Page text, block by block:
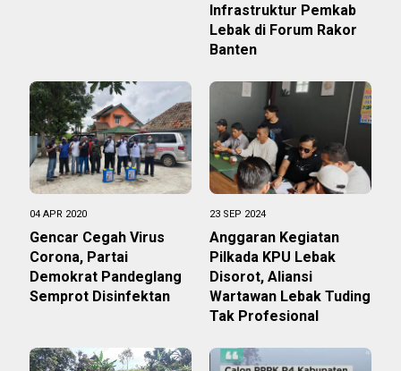
Infrastruktur Pemkab
Lebak di Forum Rakor
Banten
04 APR 2020
Gencar Cegah Virus
Corona, Partai
Demokrat Pandeglang
Semprot Disinfektan
23 SEP 2024
Anggaran Kegiatan
Pilkada KPU Lebak
Disorot, Aliansi
Wartawan Lebak Tuding
Tak Profesional